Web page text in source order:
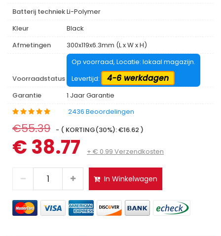
Batterij techniekLi-Polymer
Kleur
Black
Afmetingen
300x119x6.3mm (L x W x H)
Voorraadstatus
Op voorraad, Locatie: lokaal magazijn.
Levertijd:
4-6 werkdagen
Garantie
1 Jaar Garantie
2436 Beoordelingen
€55.39 - ( KORTING(30%): €16.62 )
€ 38.77 + € 0.99 Verzendkosten
In Winkelwagen